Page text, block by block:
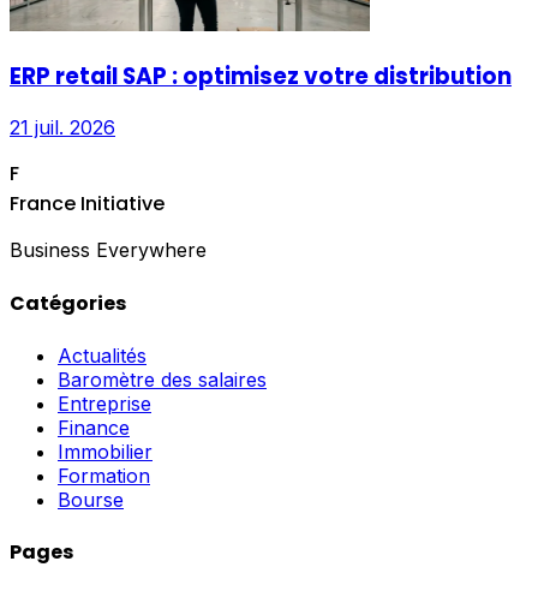
ERP retail SAP : optimisez votre distribution
21 juil. 2026
F
France Initiative
Business Everywhere
Catégories
Actualités
Baromètre des salaires
Entreprise
Finance
Immobilier
Formation
Bourse
Pages